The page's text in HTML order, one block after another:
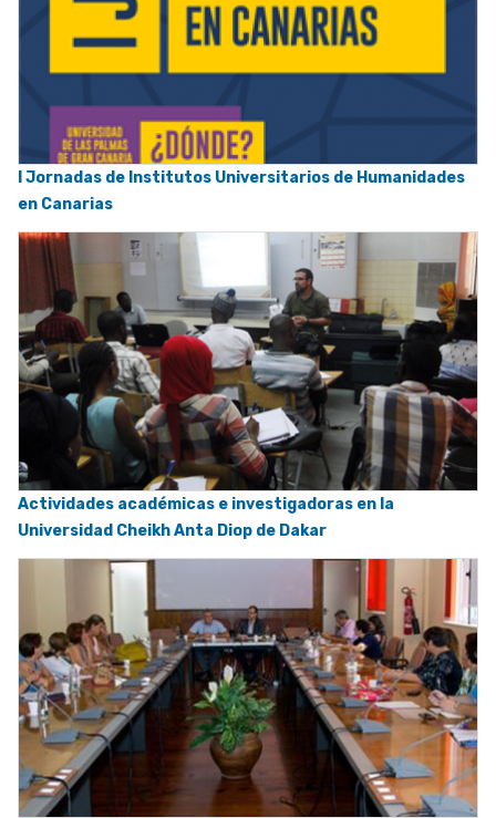
I Jornadas de Institutos Universitarios de Humanidades
en Canarias
Actividades académicas e investigadoras en la
Universidad Cheikh Anta Diop de Dakar